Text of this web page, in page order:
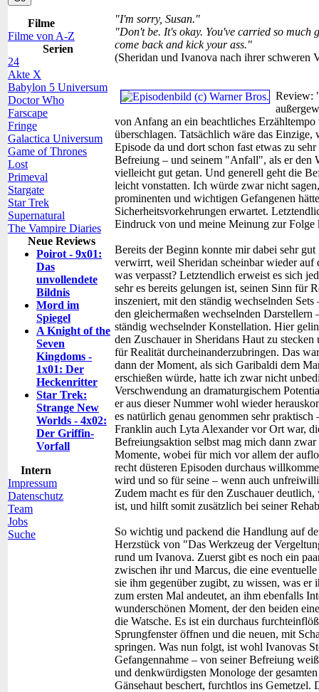
Filme
Filme von A-Z
Serien
24
Akte X
Babylon 5 Universum
Doctor Who
Farscape
Fringe
Galactica Universum
Game of Thrones
Lost
Primeval
Stargate
Star Trek
Supernatural
The Vampire Diaries
Neue Reviews
Poirot - 9x01:
Das
unvollendete
Bildnis
Mord im
Spiegel
A Knight of the
Seven
Kingdoms -
1x01: Der
Heckenritter
Star Trek:
Strange New
Worlds - 4x02:
Der Griffin-
Vorfall
Intern
Impressum
Datenschutz
Team
Jobs
Suche
"I'm sorry, Susan."
"Don't be. It's okay. You've carried so
come back and kick your ass."
(Sheridan und Ivanova nach ihrer schweren
Review:
von Anfang an ein beachtliches
überschlagen. Tatsächlich wäre das
Episode da und dort schon fast etwas zu
Befreiung – und seinem "Anfall", als er den
vielleicht gut getan. Und generell geht die
leicht vonstatten. Ich würde zwar nicht
prominenten und wichtigen Gefangenen
Sicherheitsvorkehrungen erwartet.
Eindruck von und meine Meinung zur Folge
Bereits der Beginn konnte mir dabei sehr
verwirrt, weil Sheridan scheinbar wieder
was verpasst? Letztendlich erweist es sich
sehr es bereits gelungen ist, seinen Sinn für
inszeniert, mit den ständig wechselnden
den gleichermaßen wechselnden
ständig wechselnder Konstellation. Hier
den Zuschauer in Sheridans Haut zu
für Realität durcheinanderzubringen. Das
dann der Moment, als sich Garibaldi dem
erschießen würde, hatte ich zwar nicht
Verschwendung an dramaturgischem
er aus dieser Nummer wohl wieder
es natürlich genau genommen sehr
Franklin auch Lyta Alexander vor Ort war,
Befreiungsaktion selbst mag mich dann
Momente, wobei für mich vor allem der
recht düsteren Episoden durchaus
wird und so für seine – wenn auch
Zudem macht es für den Zuschauer
ist, und hilft somit zusätzlich bei seiner
So wichtig und packend die Handlung auf
Herzstück von "Das Werkzeug der
rund um Ivanova. Zuerst gibt es noch ein
zwischen ihr und Marcus, die eine
sie ihm gegenüber zugibt, zu wissen, was er
zum ersten Mal andeutet, an ihm ebenfalls
wunderschönen Moment, der den beiden
die Watsche. Es ist ein durchaus
Sprungfenster öffnen und die neuen, mit
springen. Was nun folgt, ist wohl Ivanovas
Gefangennahme – von seiner Befreiung
und denkwürdigsten Monologe der
Gänsehaut beschert, furchtlos ins Gemetzel.